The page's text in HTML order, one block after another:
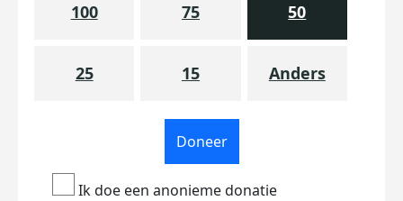
100 75 50
25 15 Anders
Doneer
Ik doe een anonieme donatie